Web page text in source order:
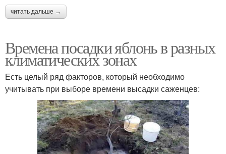
читать дальше →
Времена посадки яблонь в разных
климатических зонах
Есть целый ряд факторов, который необходимо
учитывать при выборе времени высадки саженцев: